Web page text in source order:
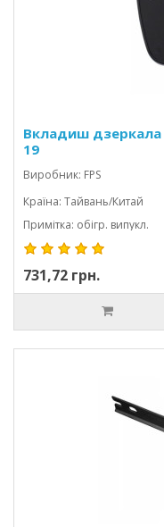
Вкладиш дзеркала
19
Виробник: FPS
Країна: Тайвань/Китай
Примітка: обігр. випукл.
731,72 грн.